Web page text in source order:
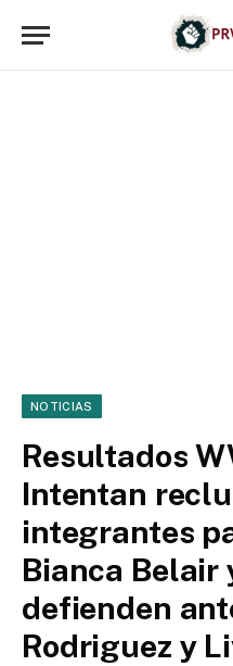
NOTICIAS
Resultados
Intentan
integrantes
Bianca Belair
defienden
Rodriguez y